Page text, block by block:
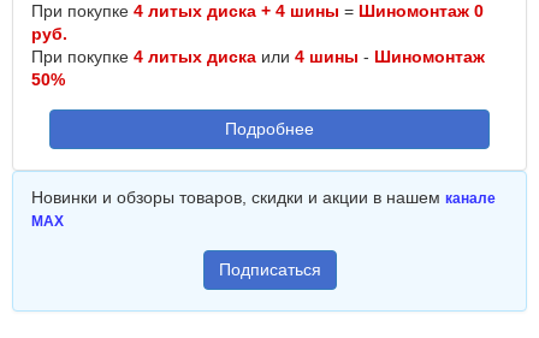
При покупке 4 литых диска + 4 шины = Шиномонтаж 0
руб.
При покупке 4 литых диска или 4 шины - Шиномонтаж
50%
Подробнее
Новинки и обзоры товаров, скидки и акции в нашем канале
MAX
Подписаться